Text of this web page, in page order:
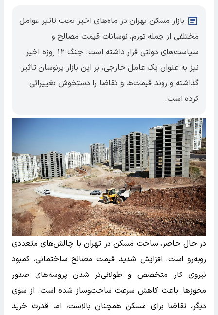
بازار مسکن تهران در ماه‌های اخیر تحت تاثیر عوامل
مختلفی از جمله تورم، نوسانات قیمت مصالح و
سیاست‌های دولتی قرار داشته است. جنگ ۱۲ روزه اخیر
نیز به عنوان یک عامل خارجی، بر این بازار پرنوسان تاثیر
گذاشته و روند قیمت‌ها و تقاضا را دستخوش تغییراتی
کرده است.
در حال حاضر، ساخت مسکن در تهران با چالش‌های متعددی
روبه‌رو است. افزایش شدید قیمت مصالح ساختمانی، کمبود
نیروی کار متخصص و طولانی‌تر شدن پروسه‌های صدور
مجوزها، باعث کاهش سرعت ساخت‌وساز شده است. از سوی
دیگر، تقاضا برای مسکن همچنان بالاست، اما قدرت خرید